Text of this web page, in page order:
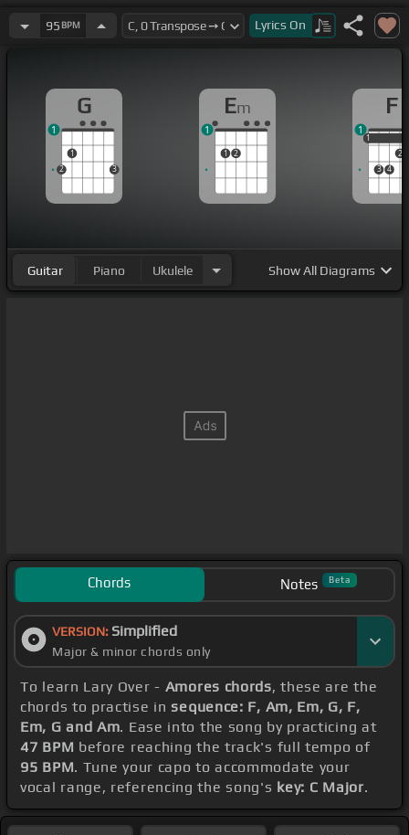
mueren
quise[C]Daría
[Em]matan, amores que hieren
[G]
como el tuyo y el mío que[F]no mueren
[C]estoy, no olvides que te[Em]
Daría
lo que sea para ser [D]
feliz
Amores que se amasan y después se rebelan
95 BPM Lyrics On
G
2
1
3
1
Em
1 2
1
F
1
3 4
2
1
1
Guitar Piano Ukulele ShowAll Diagrams
Chords Notes Beta
VERSION: Simplified
Major & minor chords only
To learn Lary Over - Amores chords, these are the
chords to practise insequence: F, Am, Em, G, F,
Em, G and Am. Ease into the song by practicing at
47 BPM before reaching the track's full tempo of
95 BPM. Tune your capo to accommodate your
vocal range, referencing the song's key: C Major.